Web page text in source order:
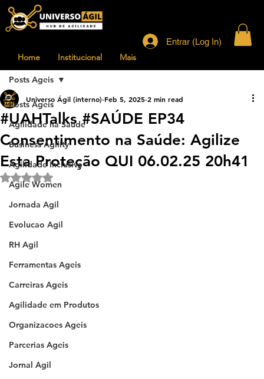
Home Institucional Mais
Entrar (Log In)
Posts Ageis
Agilidade na Saude
Business Agility
Agilidade Inclusiva
Agile Women
Jornada Agil
Evolucao Agil
RH Agil
Ferramentas Ageis
Carreiras Ageis
Agilidade em Produtos
Organizacoes Ageis
Parcerias Ageis
Jornal Agil
Posts Ageis
#UAHTalks #SAÚDE EP34
Consentimento na Saúde: Agilize
Esta Proteção QUI 06.02.25 20h41
Universo Ágil (interno) Feb 5, 2025 2 min read
Rated NaN out of 5 stars.